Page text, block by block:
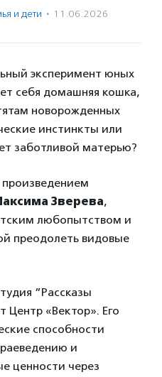
и дети · 11.06.2026
эксперимент юных
себя домашняя кошка,
новорожденных
инстинкты или
заботливой матерью?
произведением
Зверева,
любопытством и
преодолеть видовые
”Рассказы
Центр «Вектор». Его
способности
и
ценности через